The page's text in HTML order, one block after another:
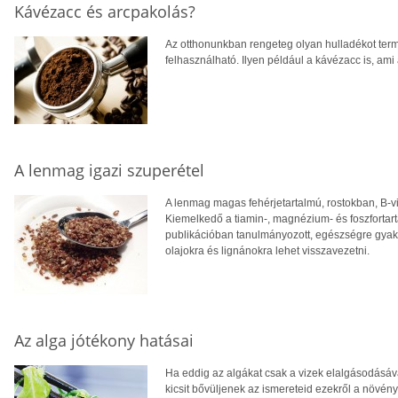
Kávézacc és arcpakolás?
Az otthonunkban rengeteg olyan hulladékot
felhasználható. Ilyen például a kávézacc is,
A lenmag igazi szuperétel
A lenmag magas fehérjetartalmú, rostokban,
Kiemelkedő a tiamin-, magnézium- és
publikációban tanulmányozott, egészségre
olajokra és lignánokra lehet visszavezetni.
Az alga jótékony hatásai
Ha eddig az algákat csak a vizek
kicsit bővüljenek az ismereteid ezekről a